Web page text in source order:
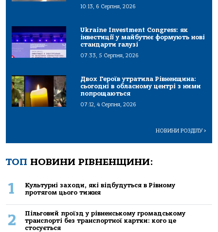
10:13, 6 Серпня, 2026
Ukraine Investment Congress: як
інвестиції у майбутнє формують нові
стандарти галузі
07:33, 5 Серпня, 2026
Двох Героїв утратила Рівненщина:
сьогодні в обласному центрі з ними
попрощаються
07:12, 4 Серпня, 2026
НОВИНИ РОЗДІЛУ>
ТОП НОВИНИ РІВНЕНЩИНИ:
1
Культурні заходи, які відбудуться в Рівному
протягом цього тижня
2
Пільговий проїзд у рівненському громадському
транспорті без транспортної картки: кого це
стосується